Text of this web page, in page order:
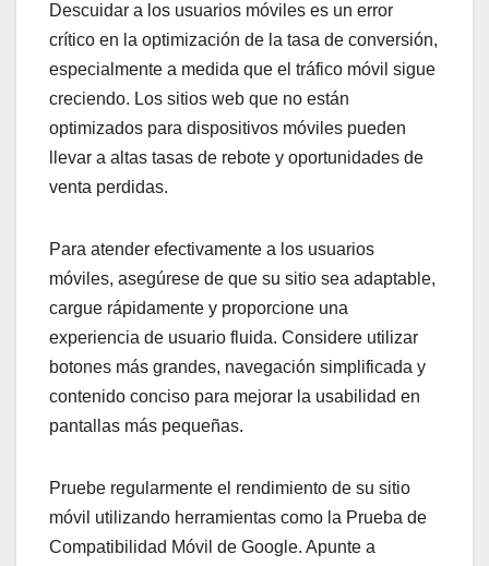
Descuidar a los usuarios móviles es un error
crítico en la optimización de la tasa de conversión,
especialmente a medida que el tráfico móvil sigue
creciendo. Los sitios web que no están
optimizados para dispositivos móviles pueden
llevar a altas tasas de rebote y oportunidades de
venta perdidas.
Para atender efectivamente a los usuarios
móviles, asegúrese de que su sitio sea adaptable,
cargue rápidamente y proporcione una
experiencia de usuario fluida. Considere utilizar
botones más grandes, navegación simplificada y
contenido conciso para mejorar la usabilidad en
pantallas más pequeñas.
Pruebe regularmente el rendimiento de su sitio
móvil utilizando herramientas como la Prueba de
Compatibilidad Móvil de Google. Apunte a